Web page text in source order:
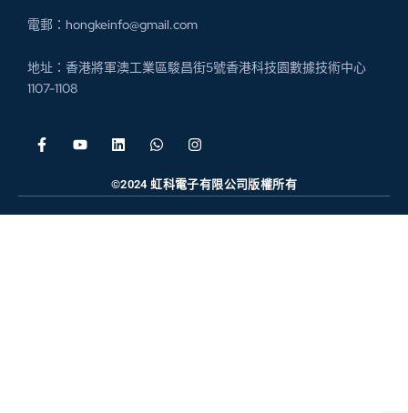
電郵：hongkeinfo@gmail.com
地址：香港將軍澳工業區駿昌街5號香港科技園數據技術中心
1107-1108
©2024 虹科電子有限公司版權所有